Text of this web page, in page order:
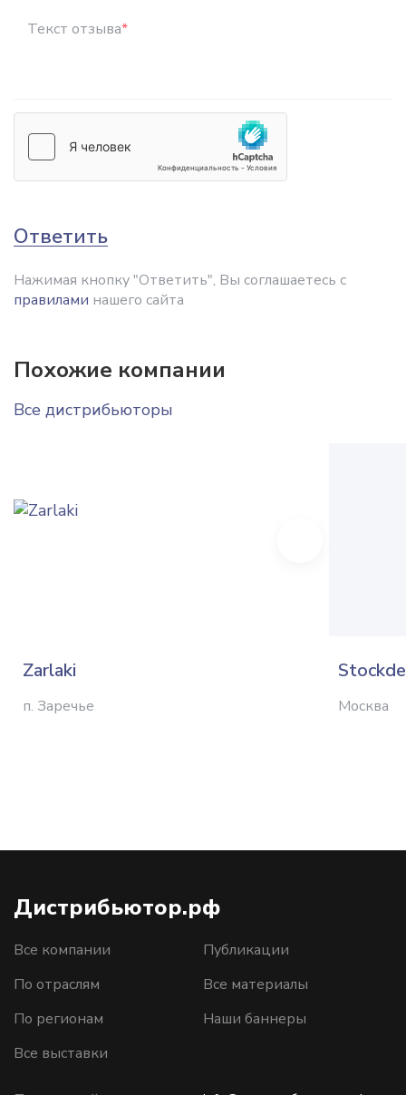
Текст отзыва*
Ответить
Нажимая кнопку "Ответить", Вы соглашаетесь с
правилами нашего сайта
Похожие компании
Все дистрибьюторы
Zarlaki
п. Заречье Москва
Дистрибьютор.рф
Все компании
По отраслям
По регионам
Все выставки
Публикации
Все материалы
Наши баннеры